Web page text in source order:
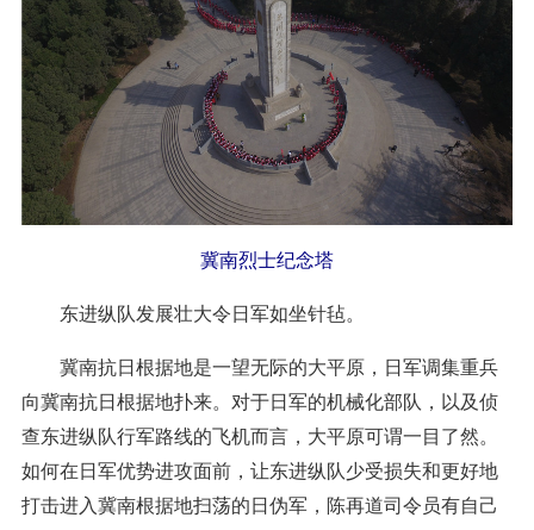
冀南烈士纪念塔
东进纵队发展壮大令日军如坐针毡。
冀南抗日根据地是一望无际的大平原，日军调集重兵
向冀南抗日根据地扑来。对于日军的机械化部队，以及侦
查东进纵队行军路线的飞机而言，大平原可谓一目了然。
如何在日军优势进攻面前，让东进纵队少受损失和更好地
打击进入冀南根据地扫荡的日伪军，陈再道司令员有自己